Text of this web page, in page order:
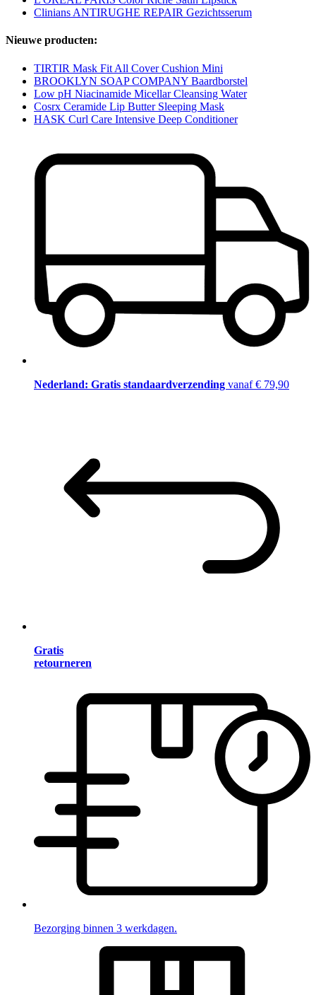
Clinians ANTIRUGHE REPAIR Gezichtsserum
Nieuwe producten:
TIRTIR Mask Fit All Cover Cushion Mini
BROOKLYN SOAP COMPANY Baardborstel
Low pH Niacinamide Micellar Cleansing Water
Cosrx Ceramide Lip Butter Sleeping Mask
HASK Curl Care Intensive Deep Conditioner
Nederland: Gratis standaardverzending vanaf € 79,90
Gratis
retourneren
Bezorging binnen 3 werkdagen.